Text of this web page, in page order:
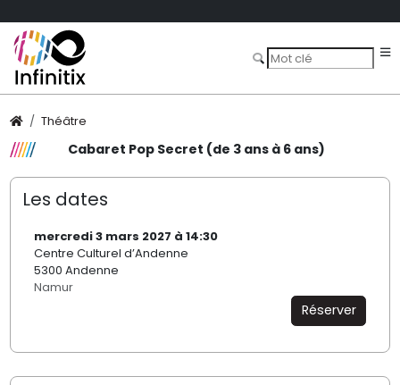
Théâtre
Cabaret Pop Secret (de 3 ans à 6 ans)
Les dates
mercredi 3 mars 2027 à 14:30
Centre Culturel d’Andenne
5300 Andenne
Namur
Réserver